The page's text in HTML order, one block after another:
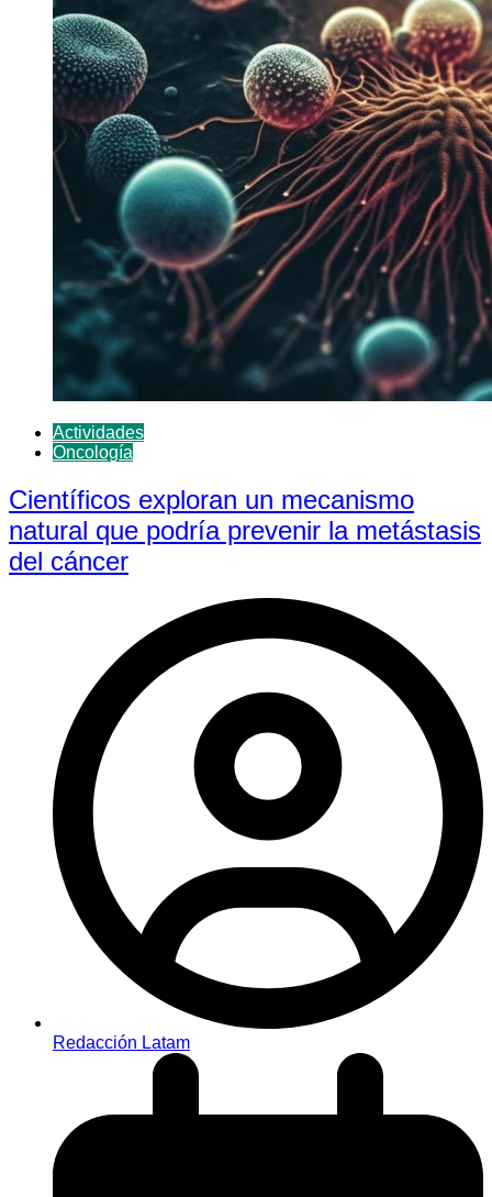
Actividades
Oncología
Científicos exploran un mecanismo
natural que podría prevenir la metástasis
del cáncer
Redacción Latam